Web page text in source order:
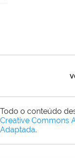
Todo o conteúdo
Creative Commons
Adaptada.